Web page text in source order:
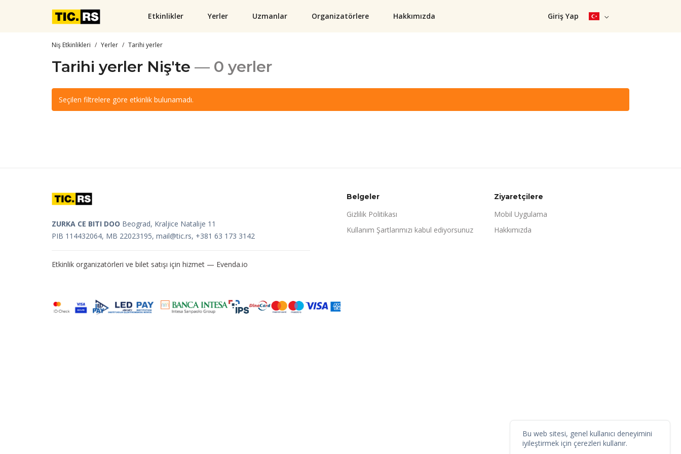
Etkinlikler Yerler Uzmanlar Organizatörlere Hakkımızda Giriş Yap
Niş Etkinlikleri Yerler Tarihi yerler
Tarihi yerler Niş'te — 0 yerler
Seçilen filtrelere göre etkinlik bulunamadı.
ZURKA CE BITI DOO Beograd, Kraljice Natalije 11
PIB 114432064, MB 22023195, mail@tic.rs, +381 63 173 3142
Etkinlik organizatörleri ve bilet satışı için hizmet — Evenda.io
Belgeler
Gizlilik Politikası
Kullanım Şartlarımızı kabul ediyorsunuz
Ziyaretçilere
Mobil Uygulama
Hakkımızda
Bu web sitesi, genel kullanıcı deneyimini
iyileştirmek için çerezleri kullanır.